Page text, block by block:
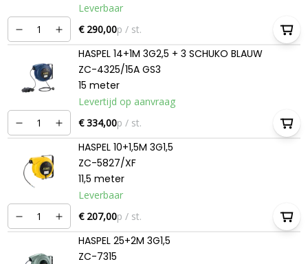
Leverbaar
€ 290,00p / st.
HASPEL 14+1M 3G2,5 + 3 SCHUKO BLAUW
ZC-4325/15A GS3
15 meter
Levertijd op aanvraag
€ 334,00p / st.
HASPEL 10+1,5M 3G1,5
ZC-5827/XF
11,5 meter
Leverbaar
€ 207,00p / st.
HASPEL 25+2M 3G1,5
ZC-7315